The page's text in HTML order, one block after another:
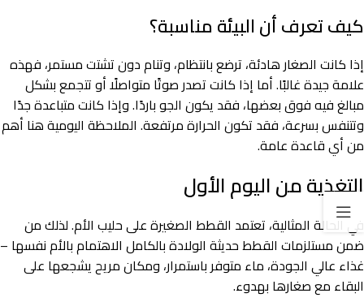
كيف تعرف أن البيئة مناسبة؟
إذا كانت الصغار هادئة، ترضع بانتظام، وتنام دون تشتت مستمر، فهذه
علامة جيدة غالبًا. أما إذا كانت تصدر صوتًا متواصلًا أو تتجمع بشكل
مبالغ فيه فوق بعضها، فقد يكون الجو باردًا. وإذا كانت متباعدة جدًا
وتتنفس بسرعة، فقد تكون الحرارة مرتفعة. الملاحظة اليومية هنا أهم
من أي قاعدة عامة.
التغذية من اليوم الأول
في الحالة المثالية، تعتمد القطط الصغيرة على حليب الأم. لذلك من
ضمن مستلزمات القطط حديثة الولادة بالكامل الاهتمام بالأم نفسها –
غذاء عالي الجودة، ماء متوفر باستمرار، ومكان مريح يشجعها على
البقاء مع صغارها بهدوء.